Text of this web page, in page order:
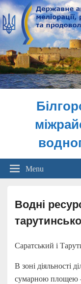
Menu
Водні
Саратський і
В зоні діяльності
сумарною площею